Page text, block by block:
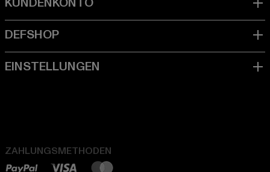
ZAHLUNGSMETHODEN